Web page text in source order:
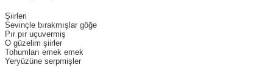
Şiirleri
Sevinçle bırakmışlar göğe
Pır pır uçuvermiş
O güzelim şiirler
Tohumları emek emek
Yeryüzüne serpmişler